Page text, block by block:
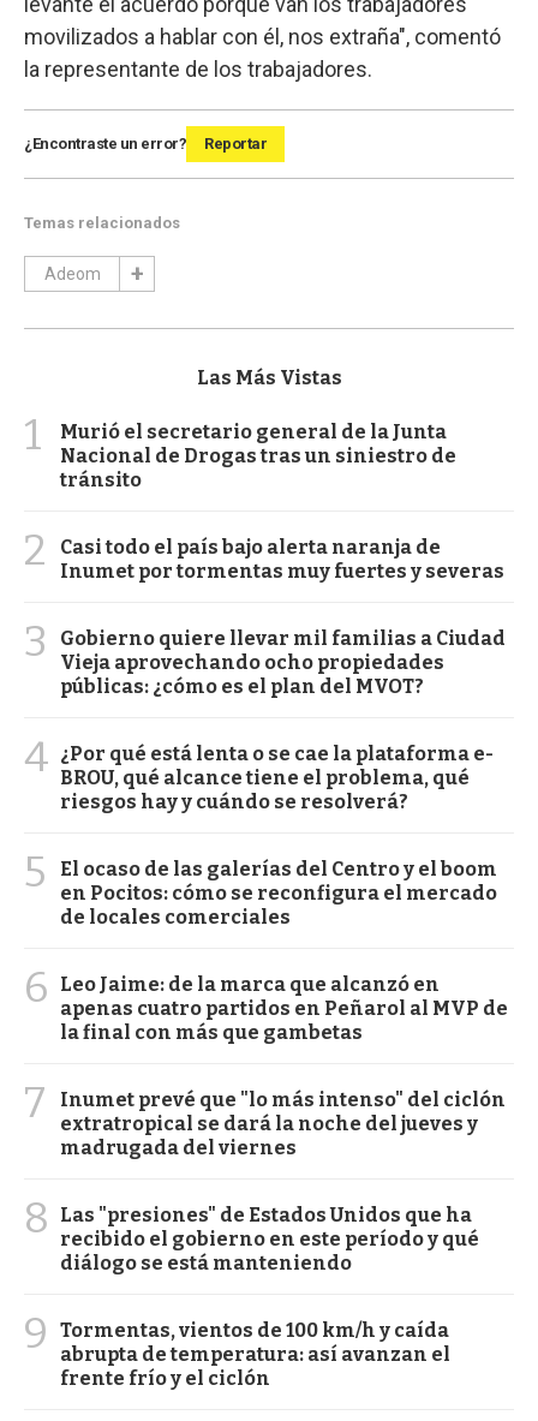
movilizados a hablar con él, nos extraña", comentó
la representante de los trabajadores.
¿Encontraste un error? Reportar
Temas relacionados
Adeom
Las Más Vistas
1
Murió el secretario general de la Junta
Nacional de Drogas tras un siniestro de
tránsito
2
Casi todo el país bajo alerta naranja de
Inumet por tormentas muy fuertes y severas
3
Gobierno quiere llevar mil familias a Ciudad
Vieja aprovechando ocho propiedades
públicas: ¿cómo es el plan del MVOT?
4 ¿Por qué está lenta o se cae la plataforma e-
BROU, qué alcance tiene el problema, qué
riesgos hay y cuándo se resolverá?
5
El ocaso de las galerías del Centro y el boom
en Pocitos: cómo se reconfigura el mercado
de locales comerciales
6
Leo Jaime: de la marca que alcanzó en
apenas cuatro partidos en Peñarol al MVP de
la final con más que gambetas
7
Inumet prevé que "lo más intenso" del ciclón
extratropical se dará la noche del jueves y
madrugada del viernes
8
Las "presiones" de Estados Unidos que ha
recibido el gobierno en este período y qué
diálogo se está manteniendo
9
Tormentas, vientos de 100 km/h y caída
abrupta de temperatura: así avanzan el
frente frío y el ciclón